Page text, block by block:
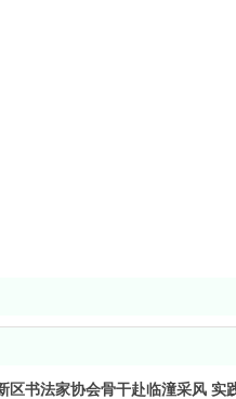
区书法家协会骨干赴临潼采风 实